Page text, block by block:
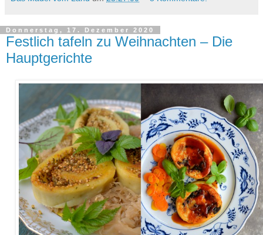
Donnerstag, 17. Dezember 2020
Festlich tafeln zu Weihnachten – Die
Hauptgerichte